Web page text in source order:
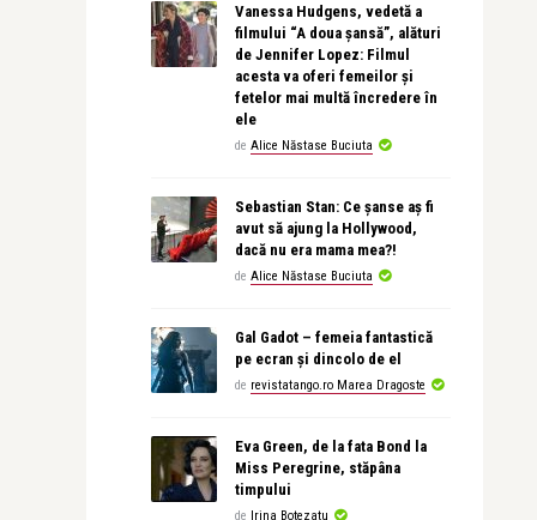
Vanessa Hudgens, vedetă a
filmului “A doua șansă”, alături
de Jennifer Lopez: Filmul
acesta va oferi femeilor și
fetelor mai multă încredere în
ele
de Alice Năstase Buciuta
Sebastian Stan: Ce șanse aș fi
avut să ajung la Hollywood,
dacă nu era mama mea?!
de Alice Năstase Buciuta
Gal Gadot – femeia fantastică
pe ecran și dincolo de el
de revistatango.ro Marea Dragoste
Eva Green, de la fata Bond la
Miss Peregrine, stăpâna
timpului
de Irina Botezatu